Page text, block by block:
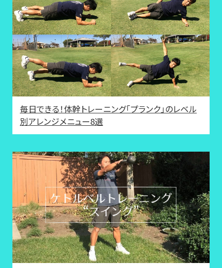
毎日できる！体幹トレーニング「プランク」のレベル
別アレンジメニュー8選